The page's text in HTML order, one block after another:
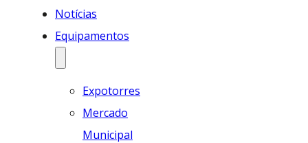
Notícias
Equipamentos
Expotorres
Mercado
Municipal